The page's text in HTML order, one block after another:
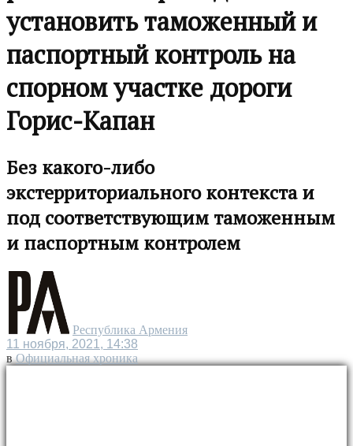
установить таможенный и
паспортный контроль на
спорном участке дороги
Горис-Капан
Без какого-либо
экстерриториального контекста и
под соответствующим таможенным
и паспортным контролем
Республика Армения
11 ноября, 2021, 14:38
в Официальная хроника